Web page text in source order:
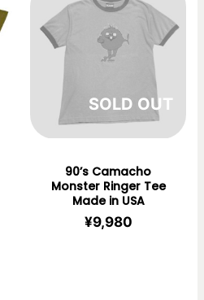
在庫切れ
90’s Camacho
Monster Ringer Tee
Made in USA
¥9,980